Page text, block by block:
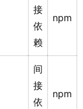
接
依
赖
npm
间
接
依
npm